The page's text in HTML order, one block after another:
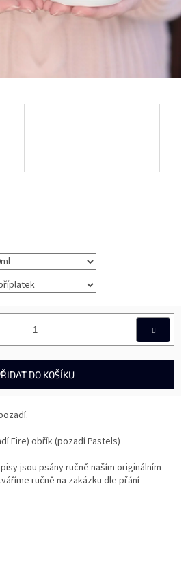
DO KOŠÍKU
Fire) obřík (pozadí Pastels)
jsou psány ručně naším originálním
ručně na zakázku dle přání